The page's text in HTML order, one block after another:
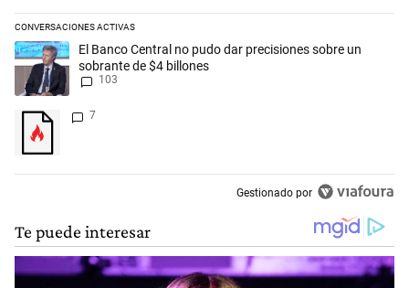
CONVERSACIONES ACTIVAS
Este listado muestra los artículos con más comentarios en los
Un artículo de tendencia con el título "El Banco Central no pudo dar
El Banco Central no pudo dar precisiones sobre un
sobrante de $4 billones
103
Un artículo de tendencia con el título "" con 7 comentarios.
7
Gestionado por